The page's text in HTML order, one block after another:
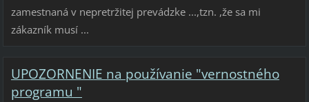
zamestnaná v nepretržitej prevádzke ...,tzn. ,že sa mi
zákazník musí ...
UPOZORNENIE na používanie "vernostného
programu "